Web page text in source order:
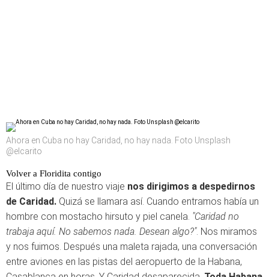
Ahora en Cuba no hay Caridad, no hay nada. Foto Unsplash
@elcarito
Volver a Floridita contigo
El último día de nuestro viaje nos dirigimos a despedirnos
de Caridad. Quizá se llamara así. Cuando entramos había un
hombre con mostacho hirsuto y piel canela. "Caridad no
trabaja aquí. No sabemos nada. Desean algo?". Nos miramos
y nos fuimos. Después una maleta rajada, una conversación
entre aviones en las pistas del aeropuerto de la Habana,